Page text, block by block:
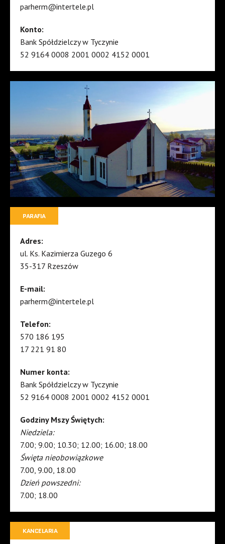
parherm@intertele.pl
Konto:
Bank Spółdzielczy w Tyczynie
52 9164 0008 2001 0002 4152 0001
PARAFIA
Adres:
ul. Ks. Kazimierza Guzego 6
35-317 Rzeszów
E-mail:
parherm@intertele.pl
Telefon:
570 186 195
17 221 91 80
Numer konta:
Bank Spółdzielczy w Tyczynie
52 9164 0008 2001 0002 4152 0001
Godziny Mszy Świętych:
Niedziela:
7.00; 9.00; 10.30; 12.00; 16.00; 18.00
Święta nieobowiązkowe
7.00, 9.00, 18.00
Dzień powszedni:
7.00; 18.00
KANCELARIA